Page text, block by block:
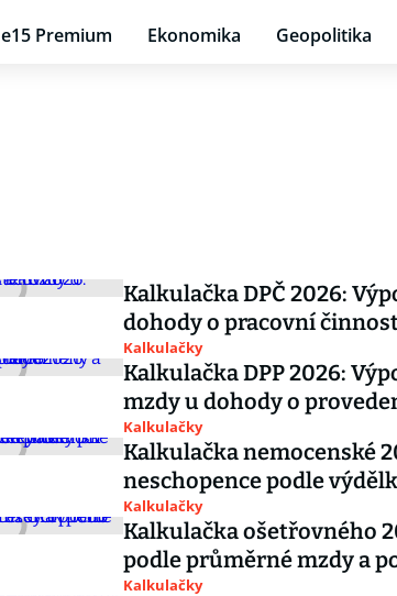
e15 Premium Ekonomika Geopolitika
Kalkulačka DPČ 2026:
dohody o pracovní
Kalkulačky
Kalkulačka DPP 2026:
mzdy u dohody o
Kalkulačky
Kalkulačka nemocenské
neschopence podle
Kalkulačky
Kalkulačka ošetřovného
podle průměrné mzdy a
Kalkulačky